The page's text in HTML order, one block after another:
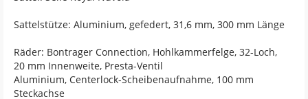
Sattelstütze: Aluminium, gefedert, 31,6 mm, 300 mm Länge
Räder: Bontrager Connection, Hohlkammerfelge, 32-Loch,
20 mm Innenweite, Presta-Ventil
Aluminium, Centerlock-Scheibenaufnahme, 100 mm
Steckachse